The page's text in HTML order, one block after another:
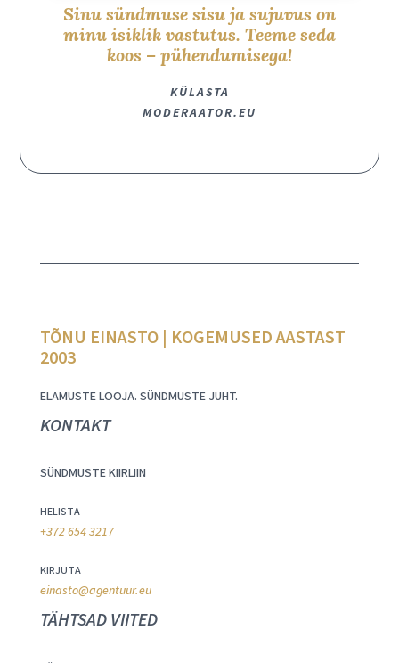
Sinu sündmuse sisu ja sujuvus on
minu isiklik vastutus. Teeme seda
koos – pühendumisega!
KÜLASTA
MODERAATOR.EU
TÕNU EINASTO | KOGEMUSED AASTAST
2003
ELAMUSTE LOOJA. SÜNDMUSTE JUHT.
KONTAKT
SÜNDMUSTE KIIRLIIN
HELISTA
+372 654 3217
KIRJUTA
einasto@agentuur.eu
TÄHTSAD VIITED